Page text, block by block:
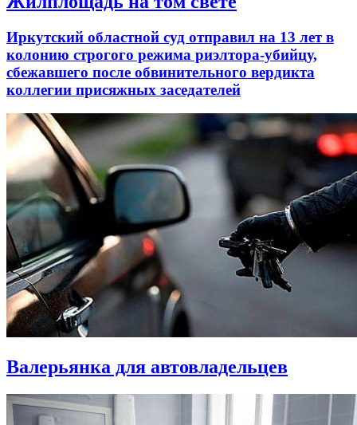
Иркутский областной суд отправил на 13 лет в
колонию строгого режима риэлтора-убийцу,
сбежавшего после обвинительного вердикта
коллегии присяжных заседателей
Валерьянка для автовладельцев